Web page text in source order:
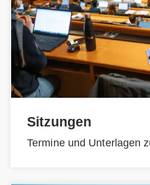
Sitzungen
Termine und Unterlagen